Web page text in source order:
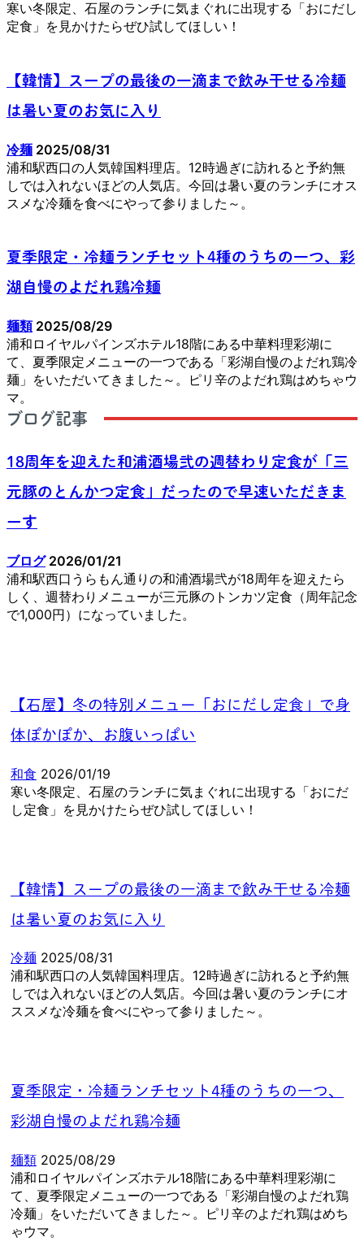
寒い冬限定、石屋のランチに気まぐれに出現する「おにだし
定食」を見かけたらぜひ試してほしい！
【韓情】スープの最後の一滴まで飲み干せる冷麺
は暑い夏のお気に入り
冷麺 2025/08/31
浦和駅西口の人気韓国料理店。12時過ぎに訪れると予約無
しでは入れないほどの人気店。今回は暑い夏のランチにオス
スメな冷麺を食べにやって参りました～。
夏季限定・冷麺ランチセット4種のうちの一つ、彩
湖自慢のよだれ鶏冷麺
麺類 2025/08/29
浦和ロイヤルパインズホテル18階にある中華料理彩湖に
て、夏季限定メニューの一つである「彩湖自慢のよだれ鶏冷
麺」をいただいてきました～。ピリ辛のよだれ鶏はめちゃウ
マ。
ブログ記事
18周年を迎えた和浦酒場弐の週替わり定食が「三
元豚のとんかつ定食」だったので早速いただきま
ーす
ブログ 2026/01/21
浦和駅西口うらもん通りの和浦酒場弐が18周年を迎えたら
しく、週替わりメニューが三元豚のトンカツ定食（周年記念
で1,000円）になっていました。
【石屋】冬の特別メニュー「おにだし定食」で身
体ぽかぽか、お腹いっぱい
和食 2026/01/19
寒い冬限定、石屋のランチに気まぐれに出現する「おにだ
し定食」を見かけたらぜひ試してほしい！
【韓情】スープの最後の一滴まで飲み干せる冷麺
は暑い夏のお気に入り
冷麺 2025/08/31
浦和駅西口の人気韓国料理店。12時過ぎに訪れると予約無
しでは入れないほどの人気店。今回は暑い夏のランチにオ
ススメな冷麺を食べにやって参りました～。
夏季限定・冷麺ランチセット4種のうちの一つ、
彩湖自慢のよだれ鶏冷麺
麺類 2025/08/29
浦和ロイヤルパインズホテル18階にある中華料理彩湖に
て、夏季限定メニューの一つである「彩湖自慢のよだれ鶏
冷麺」をいただいてきました～。ピリ辛のよだれ鶏はめち
ゃウマ。